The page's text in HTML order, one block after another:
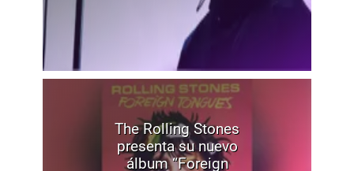
The Rolling Stones
presenta su nuevo
álbum “Foreign